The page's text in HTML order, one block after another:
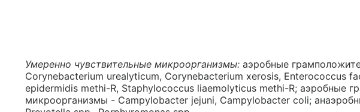
Умеренно чувствительные микроорганизмы: аэробные
Corynebacterium urealyticum, Corynebacterium xerosis, Enterococcus
epidermidis methi-R, Staphylococcus liaemolyticus methi-R; аэробные
микроорганизмы - Campylobacter jejuni, Campylobacter coli;